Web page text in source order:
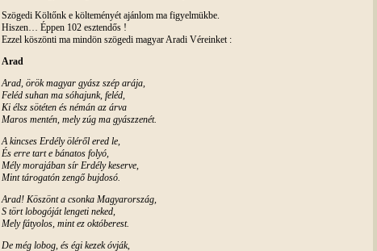
Szögedi Költőnk e költeményét ajánlom ma figyelmükbe.
Hiszen… Éppen 102 esztendős !
Ezzel köszönti ma mindön szögedi magyar Aradi Véreinket :
Arad
Arad, örök magyar gyász szép arája,
Feléd suhan ma sóhajunk, feléd,
Ki élsz sötéten és némán az árva
Maros mentén, mely zúg ma gyászzenét.
A kincses Erdély öléről ered le,
És erre tart e bánatos folyó,
Mély morajában sír Erdély keserve,
Mint tárogatón zengő bujdosó.
Arad! Köszönt a csonka Magyarország,
S tört lobogóját lengeti neked,
Mely fátyolos, mint ez októberest.
De még lobog, és égi kezek óvják,